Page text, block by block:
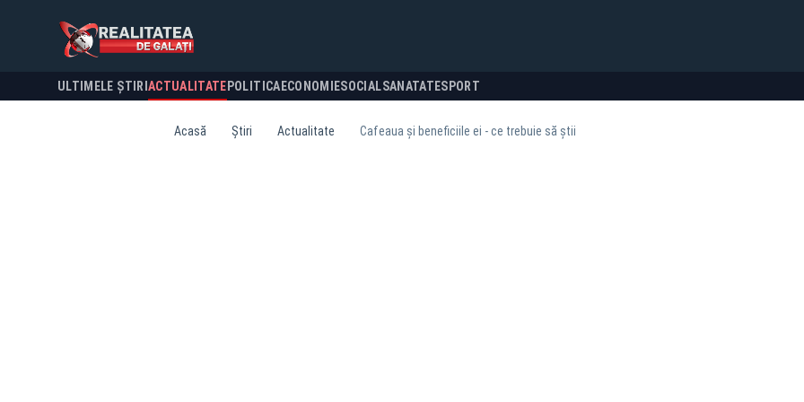
ULTIMELE ȘTIRI ACTUALITATE POLITICA ECONOMIESOCIALSANATATESPORT
Acasă Știri Actualitate Cafeaua și beneficiile ei - ce trebuie să știi